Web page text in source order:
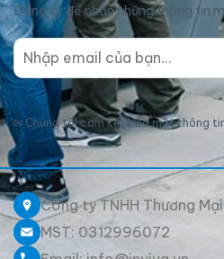
Đăng ký để nhận những thông tin
✉ Chúng tôi cam kết bảo mật thông
Công ty TNHH Thương
MST: 0312996072